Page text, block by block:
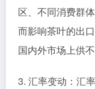
区、不同消费群
而影响茶叶的出
国内外市场上供
3. 汇率变动：汇